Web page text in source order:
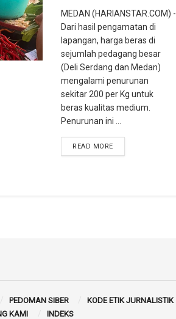
MEDAN (HARIANSTAR.COM) -
Dari hasil pengamatan di
lapangan, harga beras di
sejumlah pedagang besar
(Deli Serdang dan Medan)
mengalami penurunan
sekitar 200 per Kg untuk
beras kualitas medium.
Penurunan ini ...
READ MORE
PEDOMAN SIBER
KODE ETIK JURNALISTIK
KAMI INDEKS